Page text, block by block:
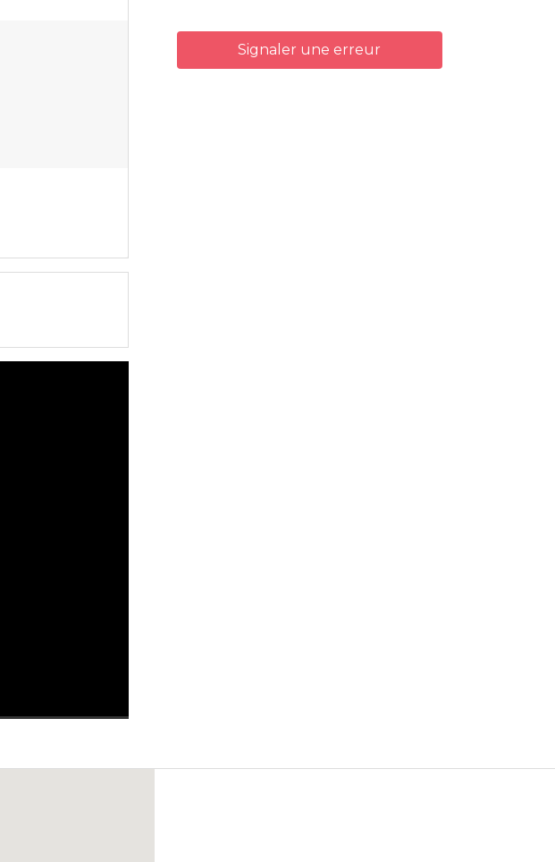
Signaler une erreur